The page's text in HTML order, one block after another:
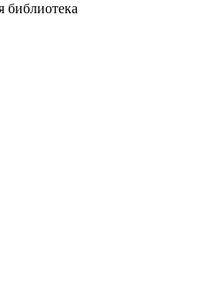
библиотека